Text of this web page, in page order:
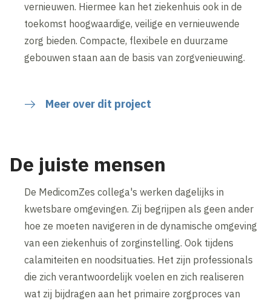
vernieuwen. Hiermee kan het ziekenhuis ook in de
toekomst hoogwaardige, veilige en vernieuwende
zorg bieden. Compacte, flexibele en duurzame
gebouwen staan aan de basis van zorgvenieuwing.
Meer over dit project
De juiste mensen
De MedicomZes collega's werken dagelijks in
kwetsbare omgevingen. Zij begrijpen als geen ander
hoe ze moeten navigeren in de dynamische omgeving
van een ziekenhuis of zorginstelling. Ook tijdens
calamiteiten en noodsituaties. Het zijn professionals
die zich verantwoordelijk voelen en zich realiseren
wat zij bijdragen aan het primaire zorgproces van